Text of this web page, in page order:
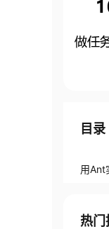
目录
用Ant
热门